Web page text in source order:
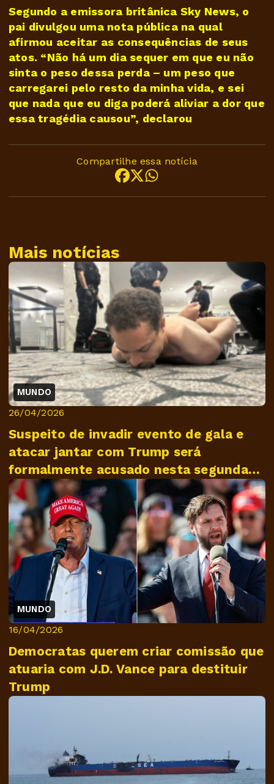
Segundo a emissora britânica Sky News, o
pai divulgou uma nota pública na qual
afirmou aceitar as consequências de seus
atos. “Não há um dia sequer em que eu não
sinta o peso dessa perda – um peso que
carregarei pelo resto da minha vida, e sei
que nada que eu diga poderá aliviar a dor que
essa tragédia causou”, declarou
Compartilhe essa notícia
Mais notícias
MUNDO
26/04/2026
Suspeito de invadir evento de gala e
atacar jantar com Trump será
formalmente acusado nesta segunda-
feira
MUNDO
16/04/2026
Democratas querem criar comissão que
atuaria com J.D. Vance para destituir
Trump